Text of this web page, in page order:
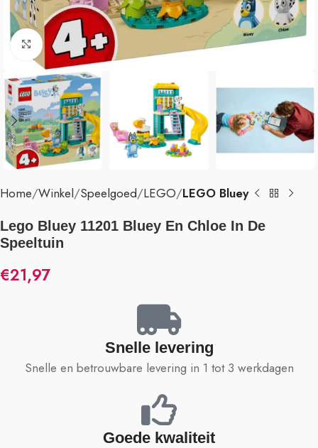
Klik om te vergroten
Home Winkel Speelgoed LEGO LEGO Bluey
Lego Bluey 11201 Bluey En Chloe In De
Speeltuin
€21,97
Snelle levering
Snelle en betrouwbare levering in 1 tot 3 werkdagen
Goede kwaliteit